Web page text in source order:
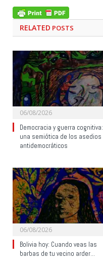
RELATED POSTS
06/08/2026
Democracia y guerra cognitiva:
una semiótica de los asedios
antidemocráticos
06/08/2026
Bolivia hoy: Cuando veas las
barbas de tu vecino arder…